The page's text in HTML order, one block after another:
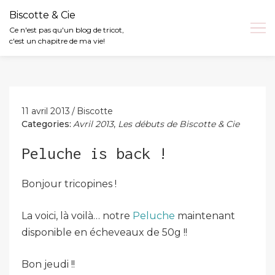
Biscotte & Cie
Ce n'est pas qu'un blog de tricot,
c'est un chapitre de ma vie!
11 avril 2013
Biscotte
Categories: Avril 2013, Les débuts de Biscotte & Cie
Peluche is back !
Bonjour tricopines !
La voici, là voilà… notre Peluche maintenant
disponible en écheveaux de 50g !!
Bon jeudi !!